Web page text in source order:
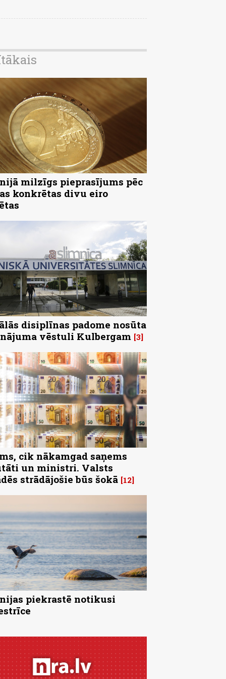
milzīgs pieprasījums pēc
konkrētas divu eiro
disiplīnas padome nosūta
vēstuli Kulbergam 3
cik nākamgad saņems
un ministri. Valsts
strādājošie būs šokā 12
piekrastē notikusi